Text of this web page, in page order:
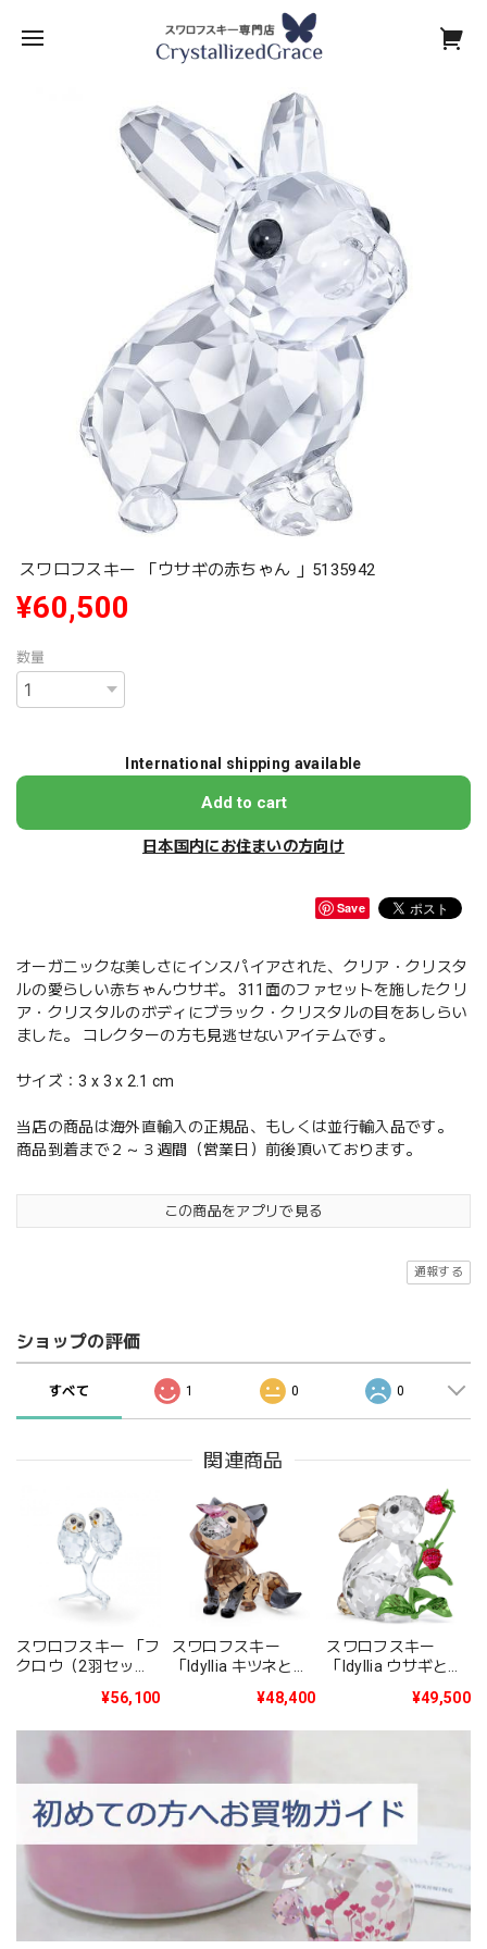
スワロフスキー 「ウサギの赤ちゃん 」5135942
¥60,500
数量
International shipping available
Add to cart
日本国内にお住まいの方向け
Save
オーガニックな美しさにインスパイアされた、クリア・クリスタ
ルの愛らしい赤ちゃんウサギ。 311面のファセットを施したクリ
ア・クリスタルのボディにブラック・クリスタルの目をあしらい
ました。 コレクターの方も見逃せないアイテムです。
サイズ：3 x 3 x 2.1 cm
当店の商品は海外直輸入の正規品、もしくは並行輸入品です。
商品到着まで２～３週間（営業日）前後頂いております。
この商品をアプリで見る
通報する
ショップの評価
すべて 1 0 0
関連商品
スワロフスキー 「フ
クロウ（2羽セッ
¥56,100
スワロフスキー
「Idyllia キツネとチ
¥48,400
スワロフスキー
「Idyllia ウサギと木
¥49,500